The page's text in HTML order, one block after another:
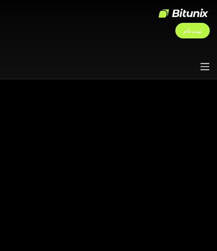
ثبت‌نام